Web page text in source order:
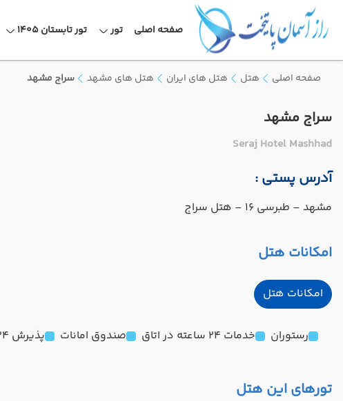
صفحه اصلی تور تور تابستان 1405
صفحه اصلی هتل هتل های ایران هتل های مشهد سراج مشهد
سراج مشهد
Seraj Hotel Mashhad
آدرس پستی :
مشهد – طبرسی ۱۶ – هتل سراج
امکانات هتل
امکانات هتل
رستوران خدمات 24 ساعته در اتاق صندوق امانات پذیرش 24 ساعته
تورهای این هتل